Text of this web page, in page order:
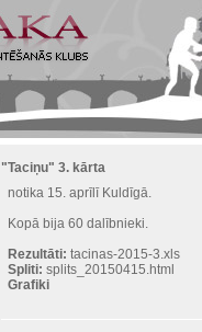
"Taciņu" 3. kārta
notika 15. aprīlī Kuldīgā.
Kopā bija 60 dalībnieki.
Rezultāti: tacinas-2015-3.xls
Spliti: splits_20150415.html
Grafiki